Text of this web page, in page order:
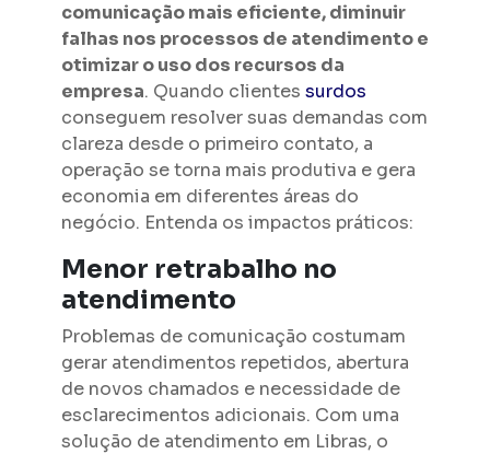
comunicação mais eficiente, diminuir
falhas nos processos de atendimento e
otimizar o uso dos recursos da
empresa. Quando clientes surdos
conseguem resolver suas demandas com
clareza desde o primeiro contato, a
operação se torna mais produtiva e gera
economia em diferentes áreas do
negócio. Entenda os impactos práticos:
Menor retrabalho no
atendimento
Problemas de comunicação costumam
gerar atendimentos repetidos, abertura
de novos chamados e necessidade de
esclarecimentos adicionais. Com uma
solução de atendimento em Libras, o